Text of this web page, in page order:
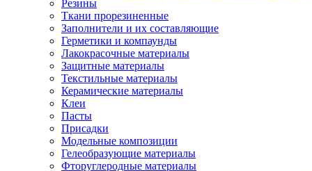
Резины
Ткани прорезиненные
Заполнители и их составляющие
Герметики и компаунды
Лакокрасочные материалы
Защитные материалы
Текстильные материалы
Керамические материалы
Клеи
Пасты
Присадки
Модельные композиции
Гелеобразующие материалы
Фторуглеродные материалы